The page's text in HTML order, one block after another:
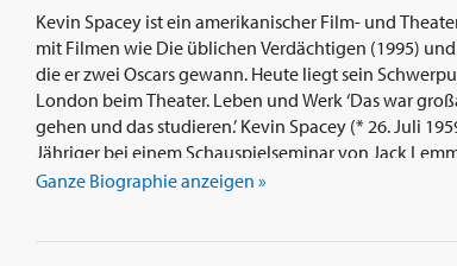
Kevin Spacey ist ein amerikanischer Film- und
mit Filmen wie Die üblichen Verdächtigen (1995)
die er zwei Oscars gewann. Heute liegt sein
London beim Theater. Leben und Werk ‘Das war großartig, Junge. Du solltest nach New York
gehen und das studieren.’ Kevin Spacey (* 26. Juli
Jähriger bei einem Schauspielseminar von Jack
Aufführung von Arthur Millers All My Sons, als er
Ganze Biographie anzeigen »